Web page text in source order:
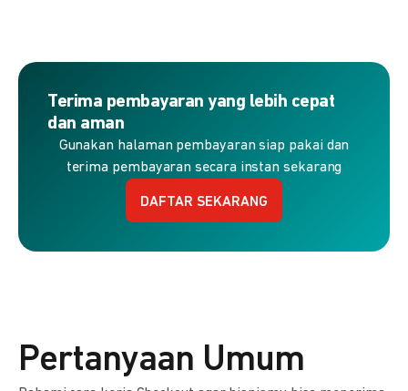
Terima pembayaran yang lebih cepat
dan aman
Gunakan halaman pembayaran siap pakai dan
terima pembayaran secara instan sekarang
DAFTAR SEKARANG
Pertanyaan Umum